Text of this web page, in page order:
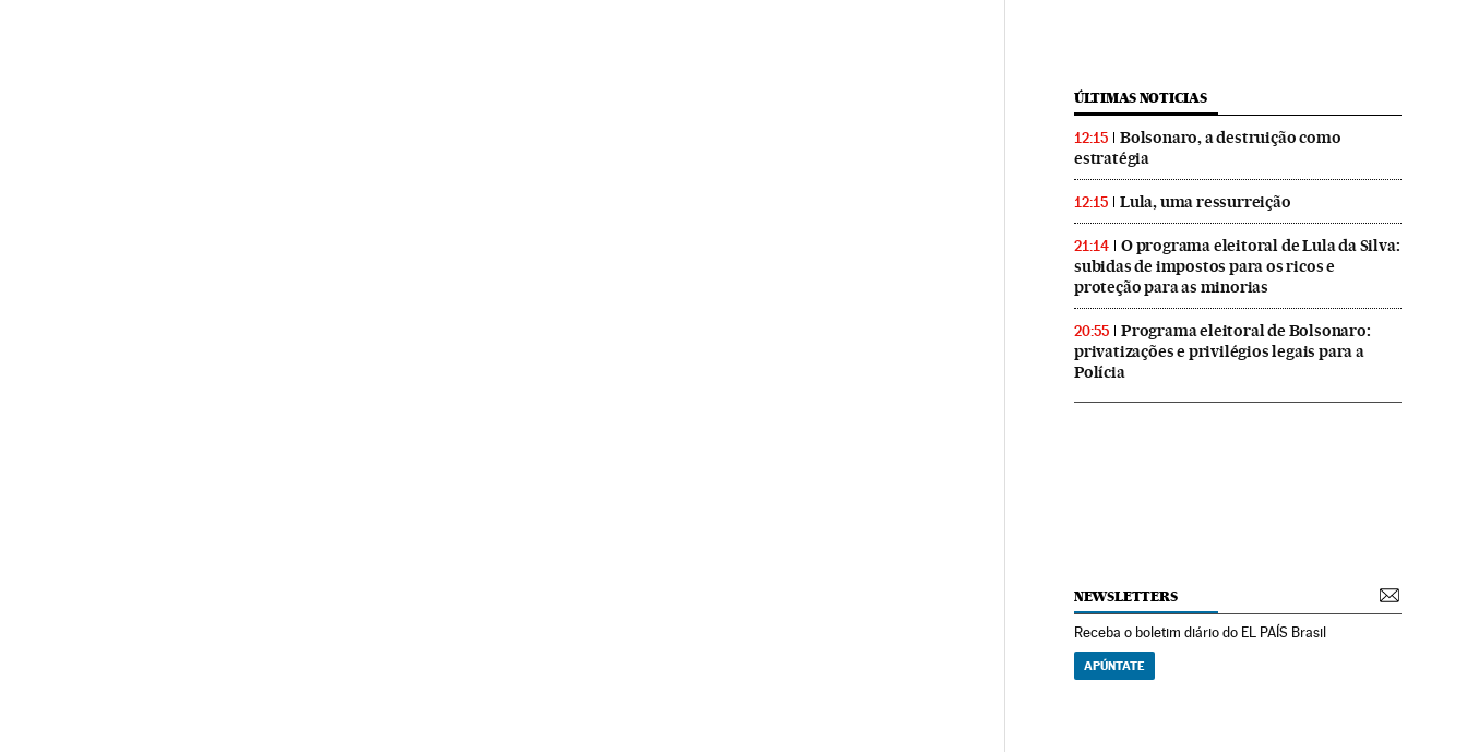
ÚLTIMAS NOTICIAS
12:15
Bolsonaro, a destruição como
estratégia
12:15 Lula, uma ressurreição
21:14
O programa eleitoral de Lula da Silva:
subidas de impostos para os ricos e
proteção para as minorias
20:55
Programa eleitoral de Bolsonaro:
privatizações e privilégios legais para a
Polícia
NEWSLETTERS
Receba o boletim diário do EL PAÍS Brasil
APÚNTATE